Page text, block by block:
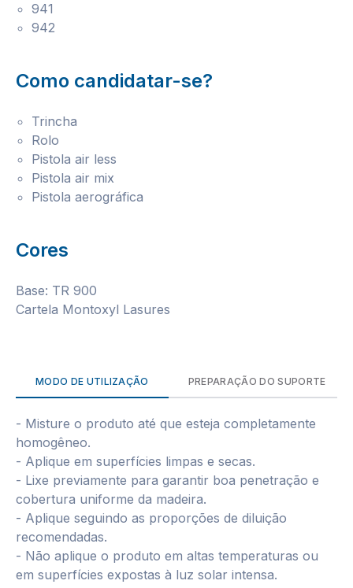
941
942
Como candidatar-se?
Trincha
Rolo
Pistola air less
Pistola air mix
Pistola aerográfica
Cores
Base: TR 900
Cartela Montoxyl Lasures
MODO DE UTILIZAÇÃO PREPARAÇÃO DO SUPORTE
- Misture o produto até que esteja completamente
homogêneo.
- Aplique em superfícies limpas e secas.
- Lixe previamente para garantir boa penetração e
cobertura uniforme da madeira.
- Aplique seguindo as proporções de diluição
recomendadas.
- Não aplique o produto em altas temperaturas ou
em superfícies expostas à luz solar intensa.